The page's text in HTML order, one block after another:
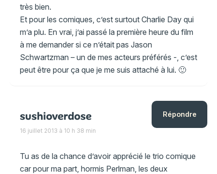
très bien.
Et pour les comiques, c’est surtout Charlie Day qui
m’a plu. En vrai, j’ai passé la première heure du film
à me demander si ce n’était pas Jason
Schwartzman – un de mes acteurs préférés -, c’est
peut être pour ça que je me suis attaché à lui. 🙂
sushioverdose
16 juillet 2013 à 10 h 38 min
Tu as de la chance d’avoir apprécié le trio comique
car pour ma part, hormis Perlman, les deux
Répondre